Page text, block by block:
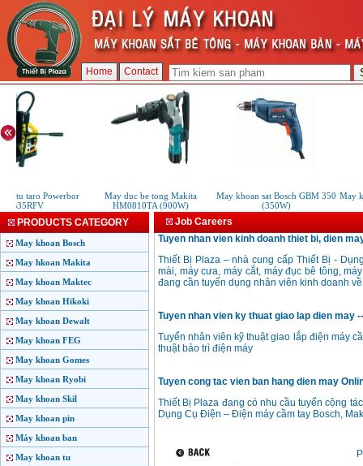
Home Contact
tu taro Powerbor
PB35RFV
May duc be tong Makita
HM0810TA (900W)
May khoan sat Bosch GBM 350
(350W)
May
PRODUCTS CATEGORY
May khoan Bosch
May hkoan Makita
May khoan Maktec
May khoan Hikoki
May khoan Dewalt
May khoan FEG
May khoan Gomes
May khoan Ryobi
May khoan Skil
May khoan pin
Máy khoan ban
May khoan tu
Job Careers
Tuyen nhan vien kinh doanh thiet bi, dien
Thiết Bị Plaza – nhà cung cấp Thiết Bị -
mài, máy cưa, máy cắt, máy đục bê tông,
đang cần tuyển dụng nhân viên kinh doanh
Tuyen nhan vien ky thuat giao lap dien may
Tuyển nhân viên kỹ thuật giao lắp điện máy
thuật bảo trì điện máy
Tuyen cong tac vien ban hang dien may
Thiết Bị Plaza đang có nhu cầu tuyển cộng
Dụng Cụ Điện – Điện máy cầm tay Bosch,